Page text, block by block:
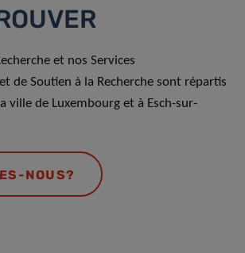
et nos Services
de Soutien à la Recherche sont répartis
ville de Luxembourg et à Esch-sur-
NOUS?